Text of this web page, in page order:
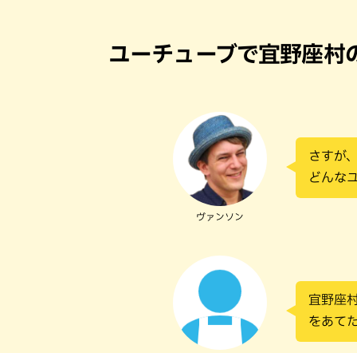
ユーチューブで宜野座村
ヴァンソン
さすが
どんな
宜野座
をあて